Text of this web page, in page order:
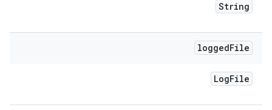
String
loggedFile
LogFile